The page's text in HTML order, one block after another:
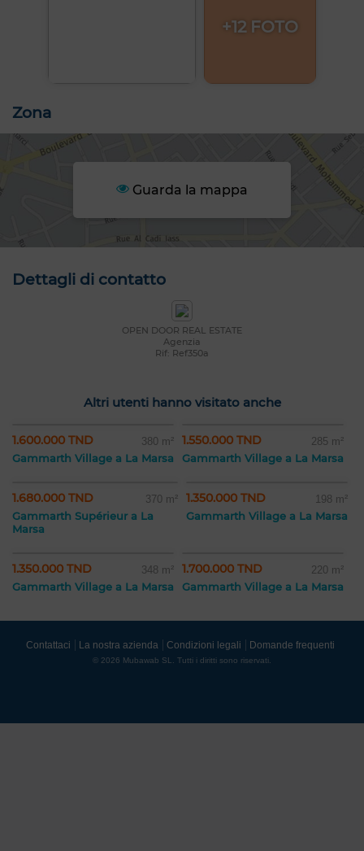
+12 FOTO
Zona
Guarda la mappa
Dettagli di contatto
OPEN DOOR REAL ESTATE
Agenzia
Rif: Ref350a
Altri utenti hanno visitato anche
1.600.000 TND 380 m²
Gammarth Village a La Marsa
1.550.000 TND 285 m²
Gammarth Village a La Marsa
1.680.000 TND 370 m²
Gammarth Supérieur a La
Marsa
1.350.000 TND 198 m²
Gammarth Village a La Marsa
1.350.000 TND 348 m²
Gammarth Village a La Marsa
1.700.000 TND 220 m²
Gammarth Village a La Marsa
Contattaci La nostra azienda Condizioni legali Domande frequenti
© 2026 Mubawab SL. Tutti i diritti sono riservati.